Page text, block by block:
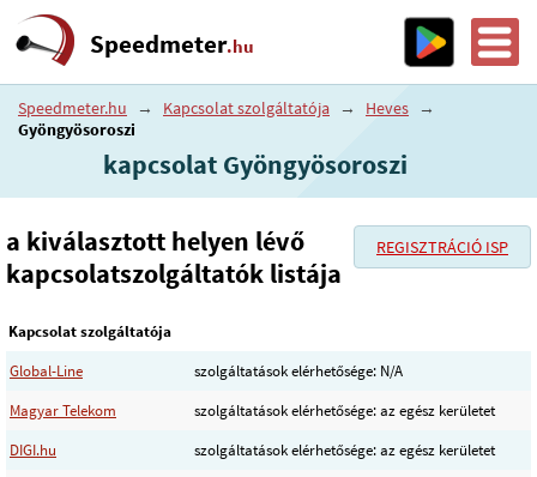
Speedmeter.hu
Speedmeter.hu → Kapcsolat szolgáltatója → Heves →
Gyöngyösoroszi
kapcsolat Gyöngyösoroszi
REGISZTRÁCIÓ ISP
a kiválasztott helyen lévő
kapcsolatszolgáltatók listája
Kapcsolat szolgáltatója
Global-Line
szolgáltatások elérhetősége: N/A
Magyar Telekom
szolgáltatások elérhetősége: az egész kerületet
DIGI.hu
szolgáltatások elérhetősége: az egész kerületet